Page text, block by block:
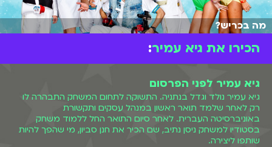
מה בכריש?
הכירו את גיא עמיר:
גיא עמיר לפני הפרסום
גיא עמיר נולד וגדל בנתניה. התשוקה לתחום המשחק התבהרה לו
רק לאחר שלמד תואר ראשון במנהל עסקים ותקשורת
באוניברסיטה העברית. לאחר סיום התואר החל ללמוד משחק
בסטודיו למשחק ניסן נתיב, שם הכיר את חנן סביון, מי שהפך להיות
שותפו ליצירה.